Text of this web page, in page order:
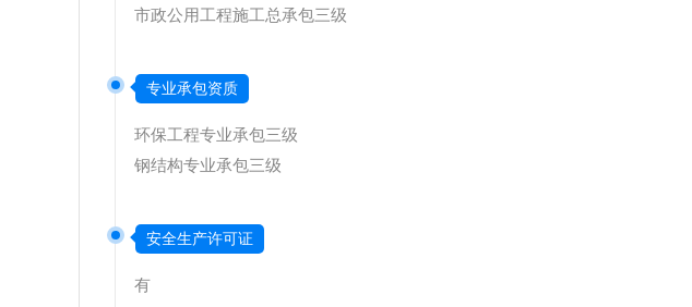
市政公用工程施工总承包三级
专业承包资质
环保工程专业承包三级
钢结构专业承包三级
安全生产许可证
有